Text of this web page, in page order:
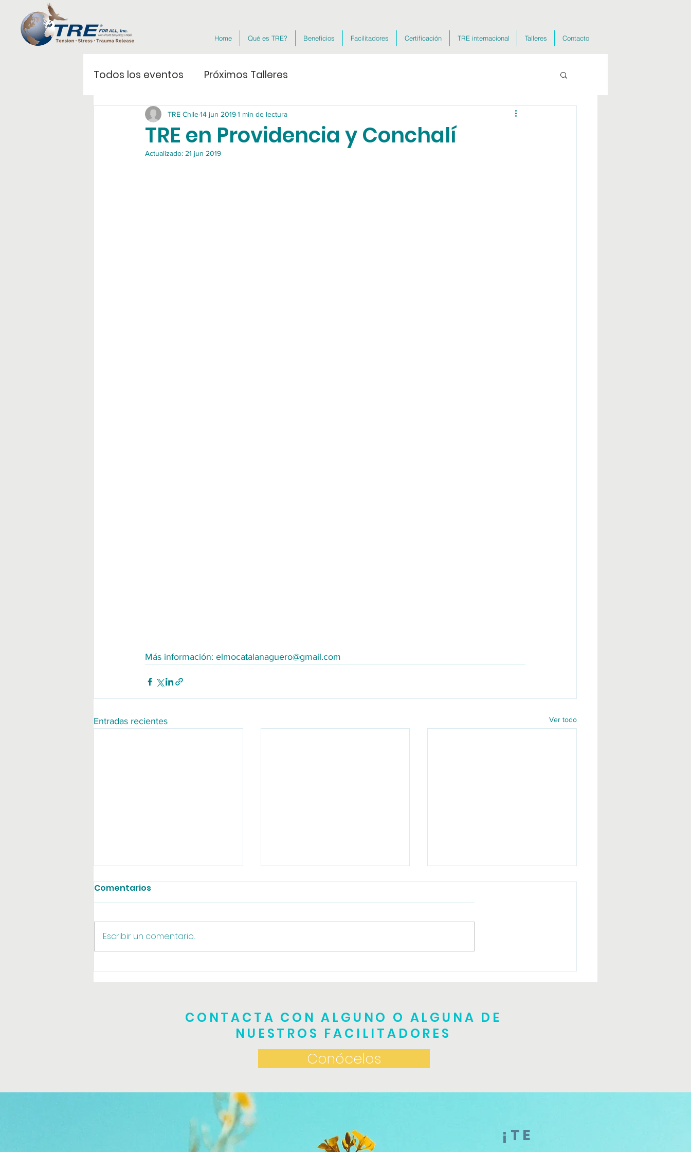
Home Qué es TRE? Beneficios Facilitadores Certificación TRE internacional Talleres Contacto
Todos los eventos Próximos Talleres
TRE en Providencia y Conchalí
TRE Chile14 jun 20191 min de lectura
Actualizado: 21 jun 2019
Más información: elmocatalanaguero@gmail.com
Entradas recientes Ver todo
Agosto online
Taller de TRE teórico
Comentarios
Escribir un comentario...
CONTACTA CON ALGUNO O ALGUNA DE
NUESTROS FACILITADORES
Conócelos
¡TE